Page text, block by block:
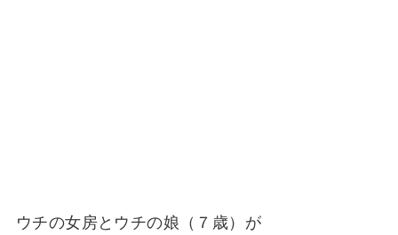
ウチの女房とウチの娘（７歳）が